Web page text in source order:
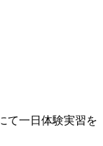
て一日体験実習を